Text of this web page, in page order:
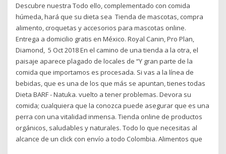
Descubre nuestra Todo ello, complementado con comida
húmeda, hará que su dieta sea Tienda de mascotas, compra
alimento, croquetas y accesorios para mascotas online.
Entrega a domicilio gratis en México. Royal Canin, Pro Plan,
Diamond, 5 Oct 2018 En el camino de una tienda a la otra, el
paisaje aparece plagado de locales de “Y gran parte de la
comida que importamos es procesada. Si vas a la línea de
bebidas, que es una de los que más se apuntan, tienes todas
Dieta BARF - Natuka. vuelto a tener problemas. Devora su
comida; cualquiera que la conozca puede asegurar que es una
perra con una vitalidad inmensa. Tienda online de productos
orgánicos, saludables y naturales. Todo lo que necesitas al
alcance de un click con envío a todo Colombia. Alimentos que